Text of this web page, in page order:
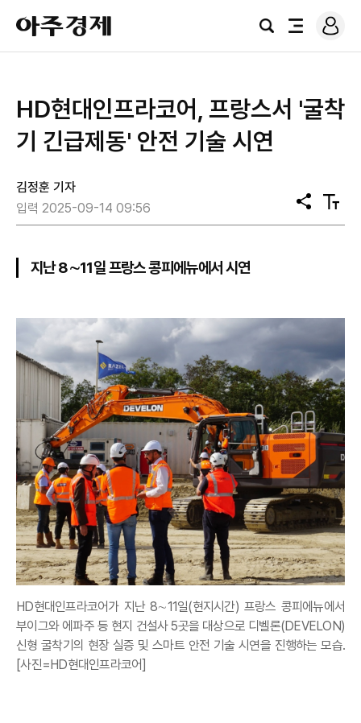
아
주
경
검
전
로
그
HD현대인프라코어, 프랑스서 '굴착
기 긴급제동' 안전 기술 시연
김정훈 기자
입력 2025-09-14 09:56
공
유
텍
스
지난 8∼11일 프랑스 콩피에뉴에서 시연
HD현대인프라코어가 지난 8∼11일(현지시간) 프랑스 콩피에뉴에서
부이그와 에파주 등 현지 건설사 5곳을 대상으로 디벨론(DEVELON)
신형 굴착기의 현장 실증 및 스마트 안전 기술 시연을 진행하는 모습.
[사진=HD현대인프라코어]